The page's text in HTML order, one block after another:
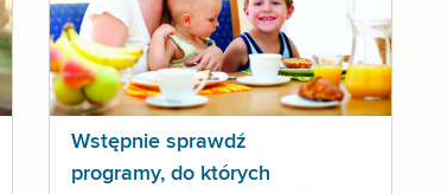
Wstępnie sprawdź
programy, do których